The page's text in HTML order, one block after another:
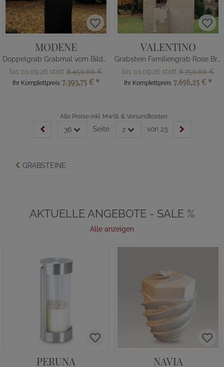
MODENE
Doppelgrab Grabmal vom Bildhauer
bis 01.09.26 statt 8.450,00 €
Ihr Komplettpreis 7.393,75 € *
VALENTINO
Grabstein Familiengrab Rose Bronze
bis 01.09.26 statt8.750,00 €
Ihr Komplettpreis 7.656,25 € *
* Alle Preise inkl. MwSt. & Versandkosten
36 Seite 2 von 23
GRABSTEINE
AKTUELLE ANGEBOTE - SALE %
Alle anzeigen
PERUNA NAVIA